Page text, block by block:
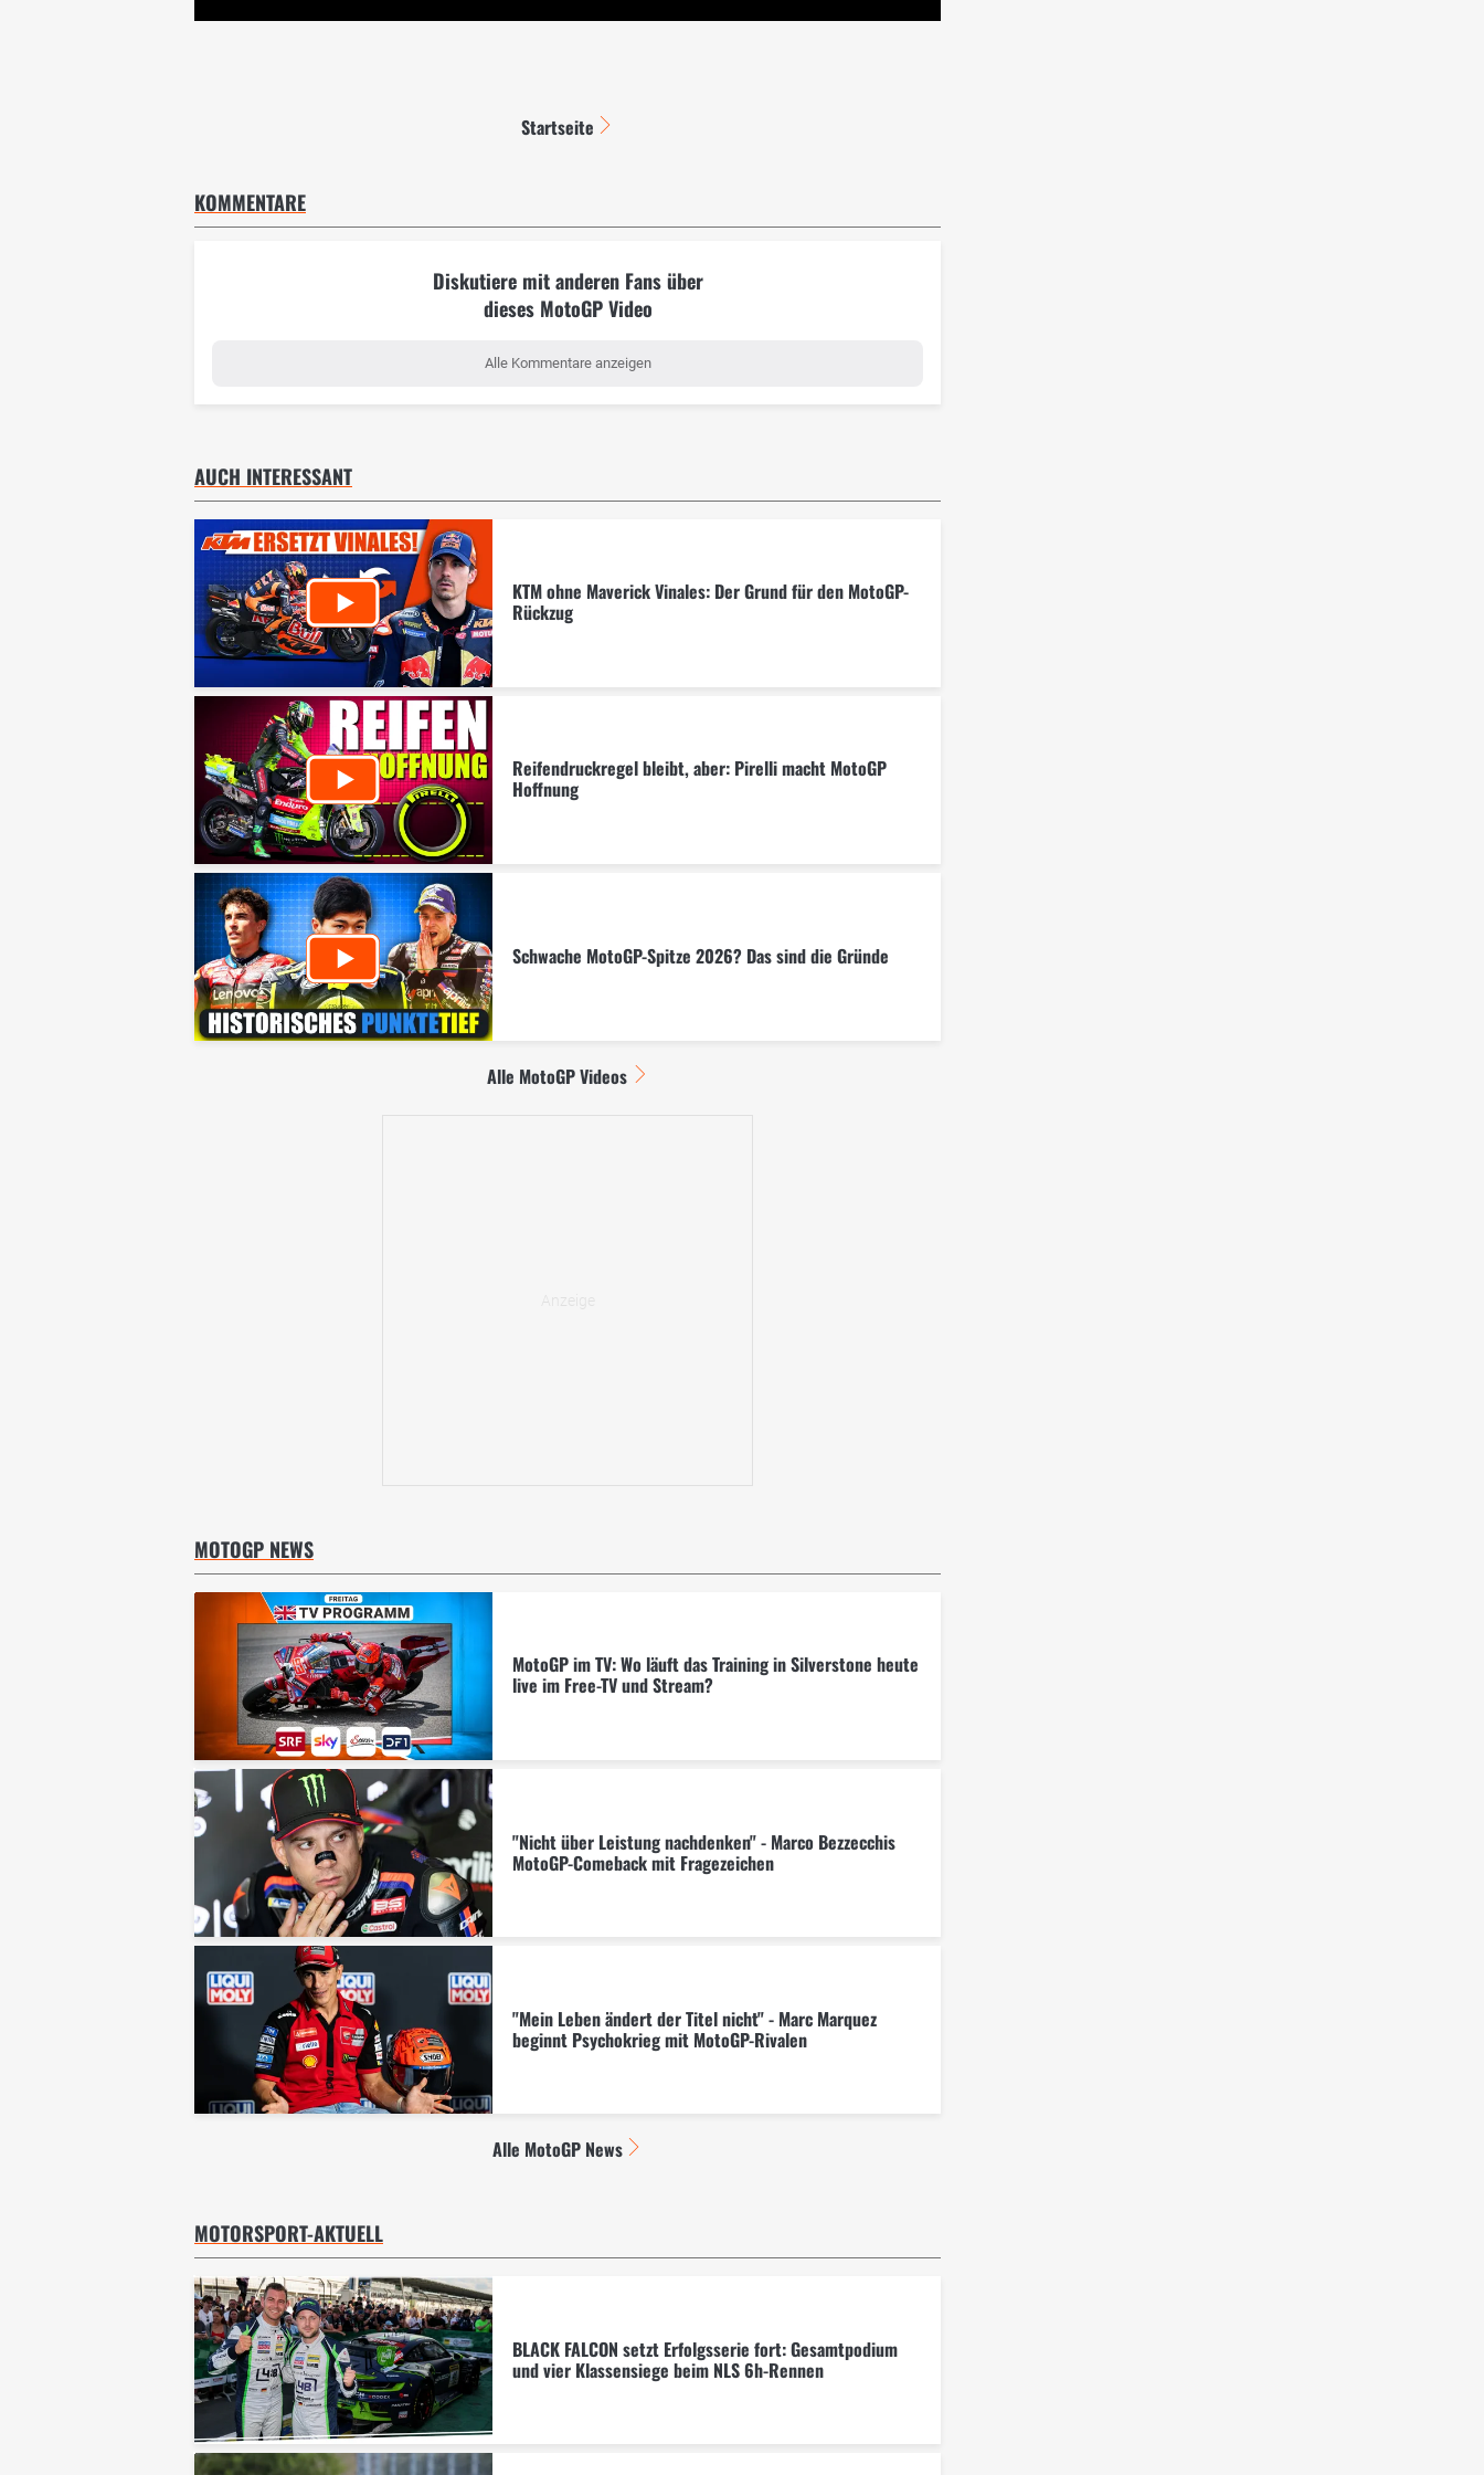
Startseite
KOMMENTARE
Diskutiere mit anderen Fans über
dieses MotoGP Video
Alle Kommentare anzeigen
AUCH INTERESSANT
KTM ohne Maverick Vinales: Der Grund für den MotoGP-
Rückzug
Reifendruckregel bleibt, aber: Pirelli macht MotoGP
Hoffnung
Schwache MotoGP-Spitze 2026? Das sind die Gründe
Alle MotoGP Videos
MOTOGP NEWS
MotoGP im TV: Wo läuft das Training in Silverstone heute
live im Free-TV und Stream?
"Nicht über Leistung nachdenken" - Marco Bezzecchis
MotoGP-Comeback mit Fragezeichen
"Mein Leben ändert der Titel nicht" - Marc Marquez
beginnt Psychokrieg mit MotoGP-Rivalen
Alle MotoGP News
MOTORSPORT-AKTUELL
BLACK FALCON setzt Erfolgsserie fort: Gesamtpodium
und vier Klassensiege beim NLS 6h-Rennen